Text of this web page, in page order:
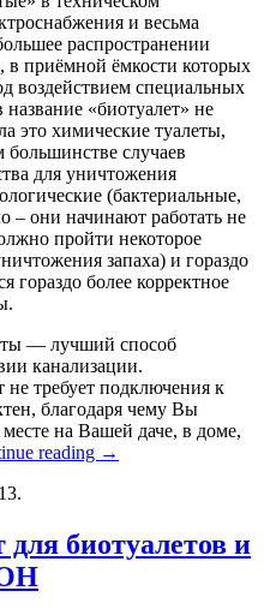
и весьма
распространении
в приёмной ёмкости которых
воздействием специальных
«биотуалет» не
это химические туалеты,
случаев
для уничтожения
(бактериальные,
– они начинают работать не
пройти некоторое
запаха) и гораздо
гораздо более корректное
— лучший способ
канализации.
требует подключения к
благодаря чему Вы
на Вашей даче, в доме,
reading →
биотуалетов и